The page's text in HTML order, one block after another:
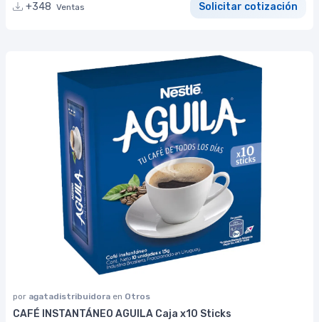
+348 Ventas Solicitar cotización
por agatadistribuidora en Otros
CAFÉ INSTANTÁNEO AGUILA Caja x10 Sticks